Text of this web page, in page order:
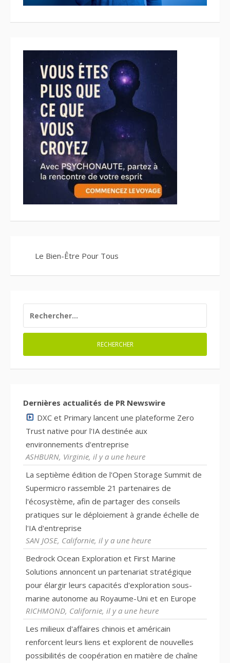
Le Bien-Être Pour Tous
Dernières actualités de PR Newswire
DXC et Primary lancent une plateforme Zero
Trust native pour l'IA destinée aux
environnements d'entreprise
ASHBURN, Virginie, il y a une heure
La septième édition de l'Open Storage Summit de
Supermicro rassemble 21 partenaires de
l'écosystème, afin de partager des conseils
pratiques sur le déploiement à grande échelle de
l'IA d'entreprise
SAN JOSE, Californie, il y a une heure
Bedrock Ocean Exploration et First Marine
Solutions annoncent un partenariat stratégique
pour élargir leurs capacités d'exploration sous-
marine autonome au Royaume-Uni et en Europe
RICHMOND, Californie, il y a une heure
Les milieux d'affaires chinois et américain
renforcent leurs liens et explorent de nouvelles
possibilités de coopération en matière de chaîne